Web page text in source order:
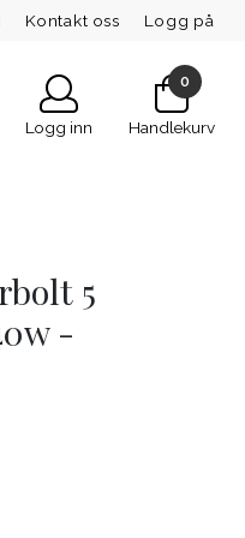
Kontakt oss Logg på
Logg inn
0
Handlekurv
5
-